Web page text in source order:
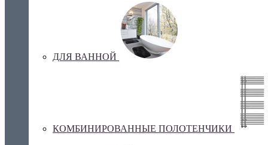
ДЛЯ ВАННОЙ
КОМБИНИРОВАННЫЕ ПОЛОТЕНЧИКИ